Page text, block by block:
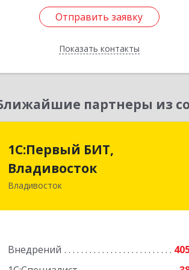
Отправить заявку
Показать контакты
Отправить заявку
Назад
партнеры из
1С:Первый БИТ,
Владивосток
Владивосток
Внедрений
Владивосток
Подробнее